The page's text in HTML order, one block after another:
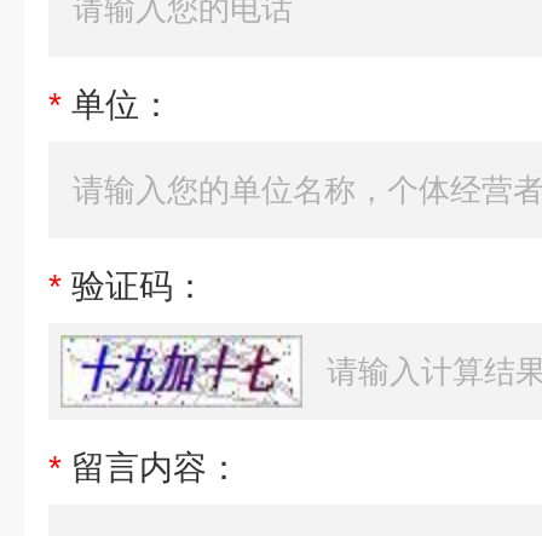
* 单位：
* 验证码：
* 留言内容：